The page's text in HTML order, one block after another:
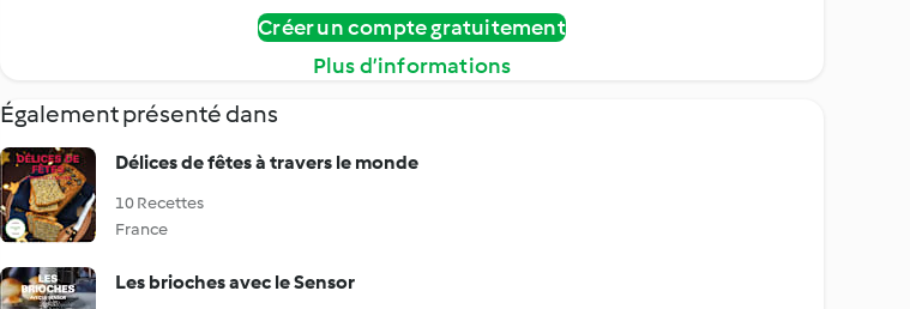
Créer un compte gratuitement
Plus d’informations
Également présenté dans
Délices de fêtes à travers le monde
10 Recettes
France
Les brioches avec le Sensor